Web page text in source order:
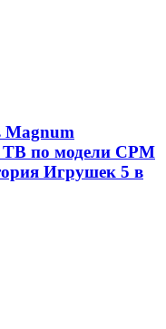
Magnum
ТВ по модели CPM
Игрушек 5 в